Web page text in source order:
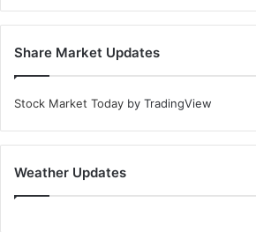
Share Market Updates
Stock Market Today by TradingView
Weather Updates